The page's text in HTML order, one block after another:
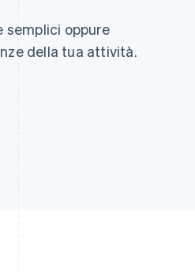
oppure
della tua attività.